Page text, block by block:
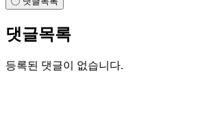
댓글목록
등록된 댓글이 없습니다.